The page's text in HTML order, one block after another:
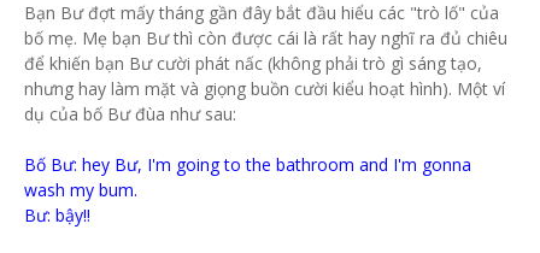
Bạn Bư đợt mấy tháng gần đây bắt đầu hiểu các "trò lố" của
bố mẹ. Mẹ bạn Bư thì còn được cái là rất hay nghĩ ra đủ chiêu
để khiến bạn Bư cười phát nấc (không phải trò gì sáng tạo,
nhưng hay làm mặt và giọng buồn cười kiểu hoạt hình). Một ví
dụ của bố Bư đùa như sau:
Bố Bư: hey Bư, I'm going to the bathroom and I'm gonna
wash my bum.
Bư: bậy!!